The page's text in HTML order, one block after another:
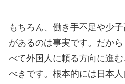
もちろん、働き手不足や少
があるのは事実です。だか
べて外国人に頼る方向に進
べきです。根本的には日本人